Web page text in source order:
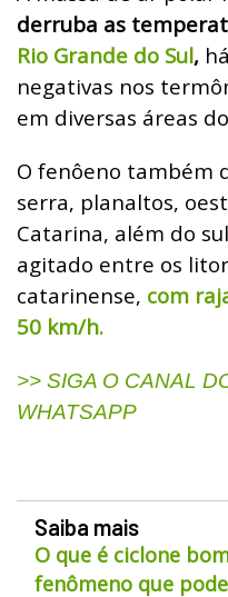
derruba as
Rio Grande do Sul,
negativas nos
em diversas áreas
O fenôeno também
serra, planaltos,
Catarina, além do
agitado entre os
catarinense, com
50 km/h.
>> SIGA O CANAL
WHATSAPP
Saiba mais
O que é ciclone
fenômeno que